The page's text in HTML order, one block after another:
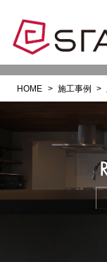
HOME 施工事例